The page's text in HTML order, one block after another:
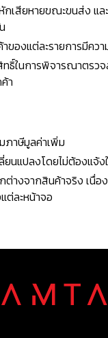
กเสียหายขณะขนส่ง แ
ของแต่ละรายการมีคว
ธิ์ในการพิจารณาตรว
า
ภาษีมูลค่าเพิ่ม
ยนแปลงโดยไม่ต้องแจ้ง
างจากสินค้าจริง เนื่อ
ต่ละหน้าจอ